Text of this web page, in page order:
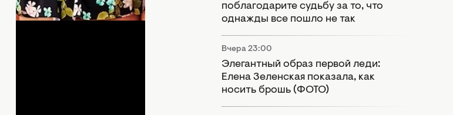
поблагодарите судьбу за то, что
однажды все пошло не так
Вчера 23:00
Элегантный образ первой леди:
Елена Зеленская показала, как
носить брошь (ФОТО)